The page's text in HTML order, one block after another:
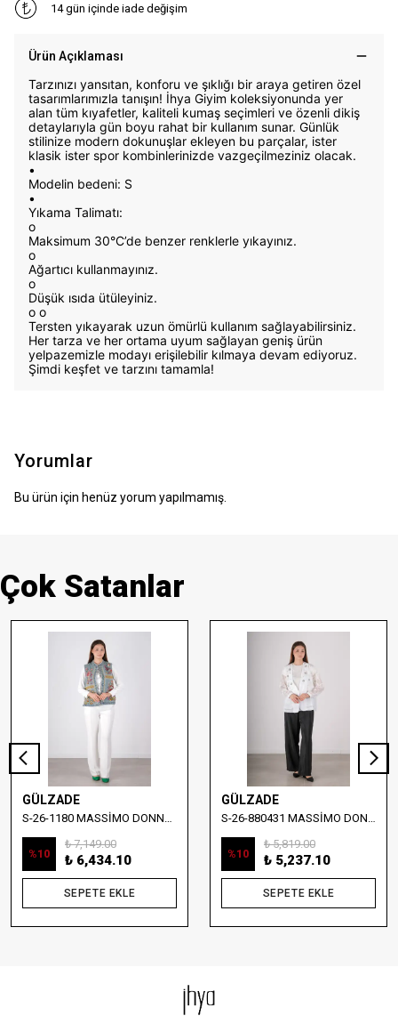
14 gün içinde iade değişim
Ürün Açıklaması
Tarzınızı yansıtan, konforu ve şıklığı bir araya getiren özel
tasarımlarımızla tanışın! İhya Giyim koleksiyonunda yer
alan tüm kıyafetler, kaliteli kumaş seçimleri ve özenli dikiş
detaylarıyla gün boyu rahat bir kullanım sunar. Günlük
stilinize modern dokunuşlar ekleyen bu parçalar, ister
klasik ister spor kombinlerinizde vazgeçilmeziniz olacak.
•
Modelin bedeni: S
•
Yıkama Talimatı:
o
Maksimum 30°C’de benzer renklerle yıkayınız.
o
Ağartıcı kullanmayınız.
o
Düşük ısıda ütüleyiniz.
o o
Tersten yıkayarak uzun ömürlü kullanım sağlayabilirsiniz.
Her tarza ve her ortama uyum sağlayan geniş ürün
yelpazemizle modayı erişilebilir kılmaya devam ediyoruz.
Şimdi keşfet ve tarzını tamamla!
Yorumlar
Bu ürün için henüz yorum yapılmamış.
Çok Satanlar
GÜLZADE
S-26-1180 MASSİMO DONNA NAKIŞ DETAYLI DENİM YELEK
%10
₺ 7,149.00
₺ 6,434.10
SEPETE EKLE
GÜLZADE
S-26-880431 MASSİMO DONNA TAŞ İŞLEMELİ YELEKLİ BLUZ
%10
₺ 5,819.00
₺ 5,237.10
SEPETE EKLE